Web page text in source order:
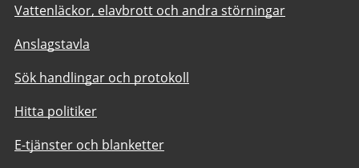
Vattenläckor, elavbrott och andra störningar
Anslagstavla
Sök handlingar och protokoll
Hitta politiker
E-tjänster och blanketter